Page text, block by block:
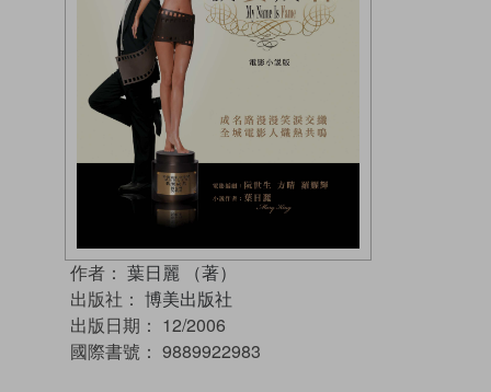
作者： 葉日麗 （著）
出版社： 博美出版社
出版日期： 12/2006
國際書號： 9889922983